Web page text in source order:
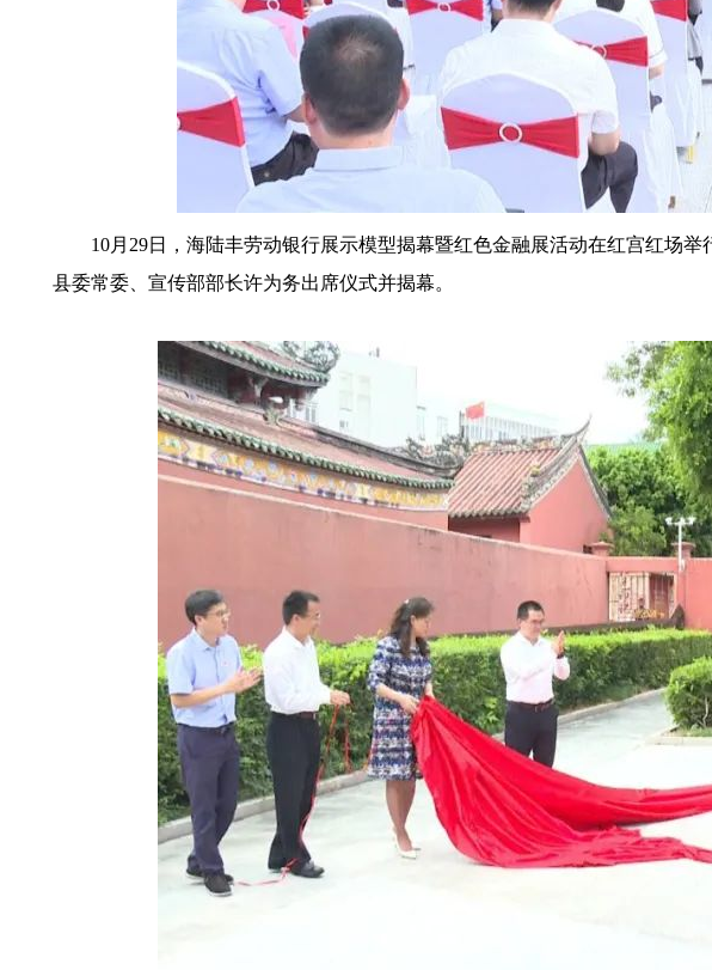
10月29日，海陆丰劳动银行展示模型揭幕暨红色金融展活动在红宫红场举
县委常委、宣传部部长许为务出席仪式并揭幕。